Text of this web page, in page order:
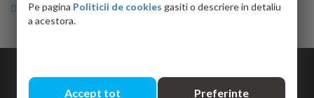
Suport clienti
Pe pagina Politicii de cookies gasiti o descriere in detaliu
a acestora.
Accept tot Preferinte